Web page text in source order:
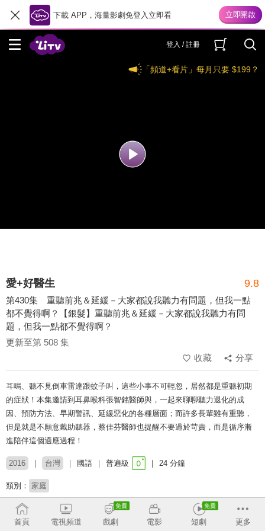
下載 APP，海量影劇免登入立即看
登入 / 註冊
「頻道+看片」每月只要 $199？
愛+好醫生 9.8
第430集 重聽前兆＆延緩－大家都說我聽力有問題，但我一點
都不覺得啊？【銀髮】重聽前兆＆延緩－大家都說我聽力有問
題，但我一點都不覺得啊？
更新至第 508 集
收藏
分享
耳鳴、聽不見倒車雷達跟蚊子叫，這些小事不可輕忽，居然都是重聽初期
的症狀！本集邀請到耳鼻喉科張智銘醫師與，一起來聊聊聽力退化的成
因、預防方法、早期警訊、延緩惡化的各種層面；而許多長輩雖有重聽，
但是就是不願意戴助聽器，蔡佳芬醫師也提醒不要過於苛責，而是循序漸
進陪伴這個適應過程！
2016 台灣 國語 普遍級 24 分鐘
類別： 家庭
來賓： 蔡佳芬
首頁 電視頻道 戲劇 電影 短劇 更多